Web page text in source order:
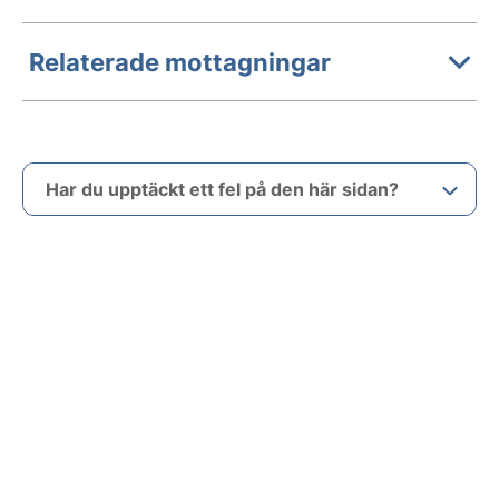
Relaterade mottagningar
Har du upptäckt ett fel på den här sidan?